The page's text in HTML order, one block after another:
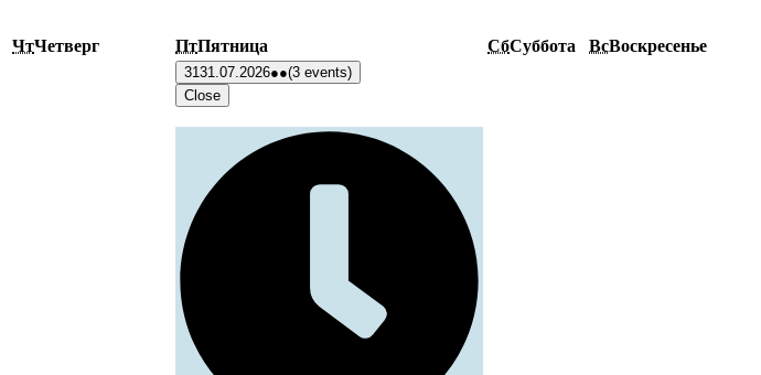
ЧтЧетверг ПтПятница СбСуббота ВсВоскресенье
3131.07.2026●●(3 events)
Close